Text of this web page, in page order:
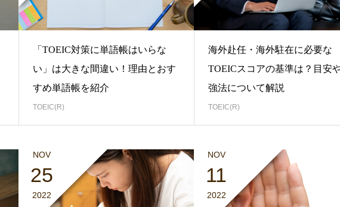
「TOEIC対策に単語帳はいらな
い」は大きな間違い！理由とおす
すめ単語帳を紹介
TOEIC(R)
海外赴任・海外駐在に必要な
TOEICスコアの基準は？目安
強法について解説
TOEIC(R)
NOV
25
2022
NOV
11
2022